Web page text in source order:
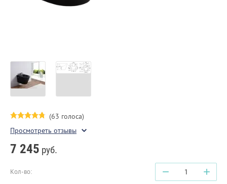
(63 голоса)
Просмотреть отзывы
7 245 руб.
Кол-во: − +